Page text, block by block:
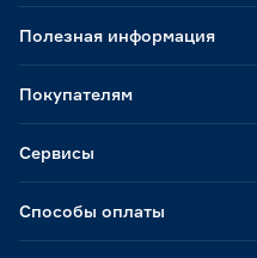
Способы оплаты
Полезная информация
Покупателям
Сервисы